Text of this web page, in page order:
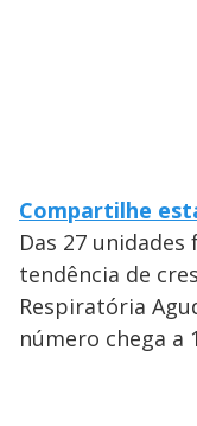
Compartilhe
Das 27
tendência de
Respiratória
número chega a